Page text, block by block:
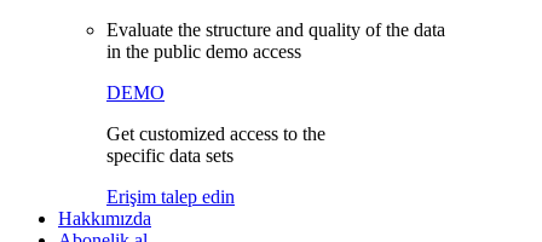
Evaluate the structure and quality of the data
in the public demo access
DEMO
Get customized access to the
specific data sets
Erişim talep edin
Hakkımızda